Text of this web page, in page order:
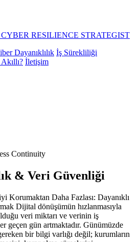
RESILIENCE STRATEGIST
Dayanıklılık İş Sürekliliği
İletişim
Continuity
& Veri Güvenliği
Korumaktan Daha Fazlası: Dayanıklı
Dijital dönüşümün hızlanmasıyla
veri miktarı ve verinin iş
geçen gün artmaktadır. Günümüzde
bir bilgi varlığı değil; kurumların